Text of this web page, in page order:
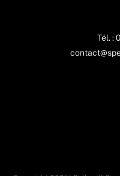
Tél. :